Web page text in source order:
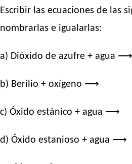
Escribir las ecuaciones de las
nombrarlas e igualarlas:
a) Dióxido de azufre + agua ⟶
b) Berilio + oxígeno ⟶
c) Óxido estánico + agua ⟶
d) Óxido estanioso + agua ⟶